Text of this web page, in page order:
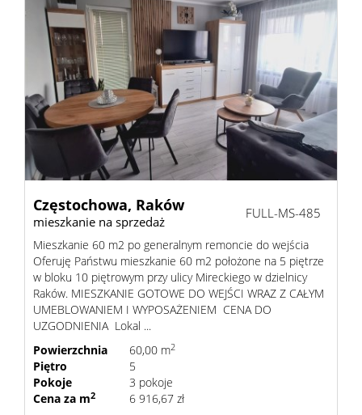
Częstochowa, Raków
mieszkanie na sprzedaż
FULL-MS-485
Mieszkanie 60 m2 po generalnym remoncie do wejścia
Oferuję Państwu mieszkanie 60 m2 położone na 5 piętrze
w bloku 10 piętrowym przy ulicy Mireckiego w dzielnicy
Raków. MIESZKANIE GOTOWE DO WEJŚCI WRAZ Z CAŁYM
UMEBLOWANIEM I WYPOSAŻENIEM CENA DO
UZGODNIENIA Lokal ...
Powierzchnia
60,00 m2
Piętro
5
Pokoje
3 pokoje
Cena za m2 6 916,67 zł